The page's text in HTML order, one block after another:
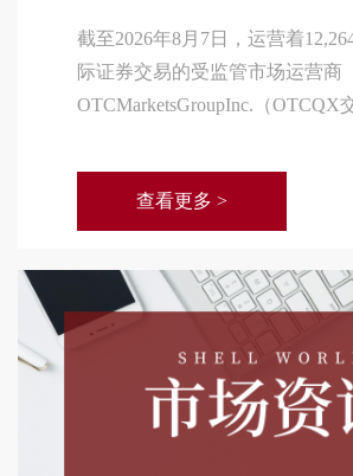
截至2026年8月7日，运营着
际证券交易的受监管市场运营商
OTCMarketsGroupInc.（OTCQX
场开展交易：
查看更多 >